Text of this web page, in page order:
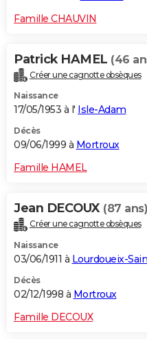
Famille CHAUVIN
Patrick HAMEL (46
Créer une cagnotte obsèques
Naissance
17/05/1953 à l' Isle-Adam
Décès
09/06/1999 à Mortroux
Famille HAMEL
Jean DECOUX (87 ans)
Créer une cagnotte obsèques
Naissance
03/06/1911 à Lourdoueix-
Décès
02/12/1998 à Mortroux
Famille DECOUX